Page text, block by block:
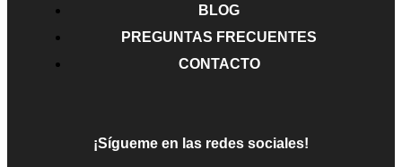
BLOG
PREGUNTAS FRECUENTES
CONTACTO
¡Sígueme en las redes sociales!